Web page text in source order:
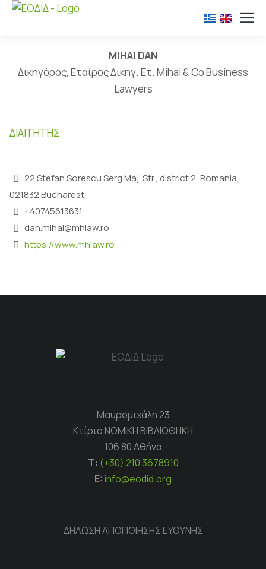
MIHAI DAN
Δικηγόρος, Εταίρος Δικηγ. Ετ. Mihai & Co Business
Lawyers
ΔΙΑΙΤΗΤΉΣ
22 Stefan Sorescu Serg.Maj. Str., district 2, Romania,
021832 Bucharest
+40745613631
dan.mihai@mhlaw.ro
https://www.mhlaw.ro
Μαυρομιχάλη 23
Κτίριο ΝΟΜΙΚΗ ΒΙΒΛΙΟΘΗΚΗ
106 80 Αθήνα
Τ: (+30) 210 3678910
E:info@eodid.org
ΔΗΛΩΣΗ ΑΠΟΠΟΙΗΣΗΣ ΕΥΘΥΝΗΣ